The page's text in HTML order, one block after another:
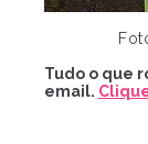
Tudo o que
email.